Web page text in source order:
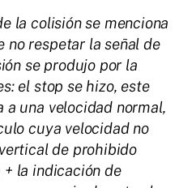
la colisión se menciona
no respetar la señal de
se produjo por la
el stop se hizo, este
una velocidad normal,
cuya velocidad no
de prohibido
la indicación de